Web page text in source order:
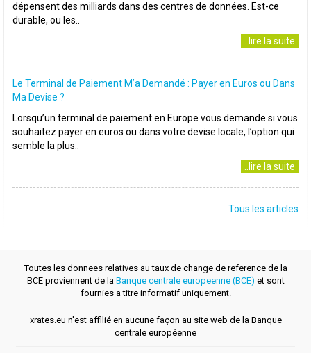
dépensent des milliards dans des centres de données. Est-ce
durable, ou les..
..lire la suite
Le Terminal de Paiement M’a Demandé : Payer en Euros ou Dans
Ma Devise ?
Lorsqu’un terminal de paiement en Europe vous demande si vous
souhaitez payer en euros ou dans votre devise locale, l’option qui
semble la plus..
..lire la suite
Tous les articles
Toutes les donnees relatives au taux de change de reference de la
BCE proviennent de la Banque centrale europeenne (BCE) et sont
fournies a titre informatif uniquement.
xrates.eu n'est affilié en aucune façon au site web de la Banque
centrale européenne